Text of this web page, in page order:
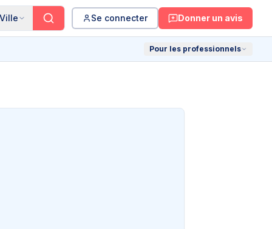
Ville Se connecter Donner un avis
Pour les professionnels